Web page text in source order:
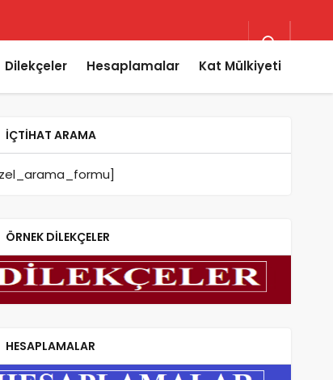
Dilekçeler Hesaplamalar Kat Mülkiyeti
İÇTIHAT ARAMA
ÖRNEK DILEKÇELER
HESAPLAMALAR